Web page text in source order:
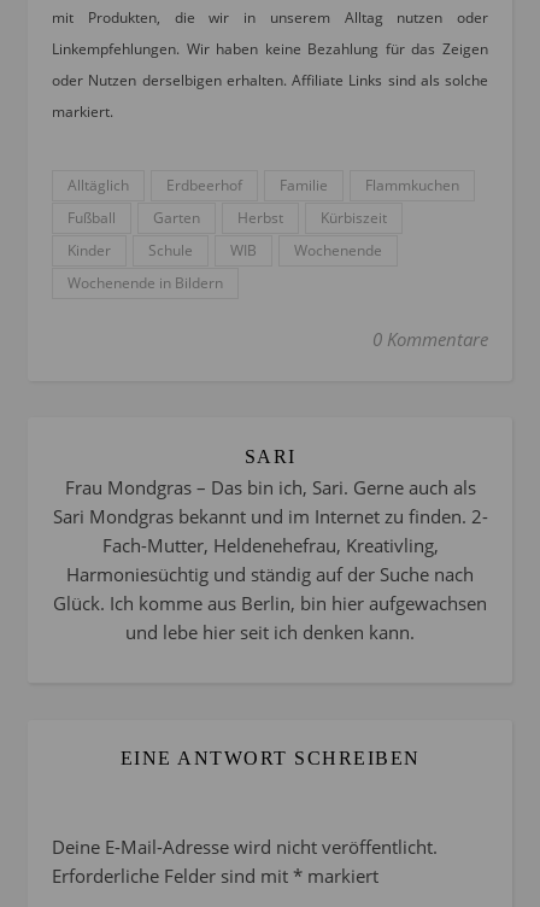
mit Produkten, die wir in unserem Alltag nutzen oder
Linkempfehlungen. Wir haben keine Bezahlung für das Zeigen
oder Nutzen derselbigen erhalten. Affiliate Links sind als solche
markiert.
Alltäglich Erdbeerhof Familie
Flammkuchen
Fußball
Garten Herbst
Kürbiszeit
Kinder
Schule WIB
Wochenende
Wochenende in Bildern
0 Kommentare
SARI
Frau Mondgras – Das bin ich, Sari. Gerne auch als
Sari Mondgras bekannt und im Internet zu finden. 2-
Fach-Mutter, Heldenehefrau, Kreativling,
Harmoniesüchtig und ständig auf der Suche nach
Glück. Ich komme aus Berlin, bin hier aufgewachsen
und lebe hier seit ich denken kann.
EINE ANTWORT SCHREIBEN
Deine E-Mail-Adresse wird nicht veröffentlicht.
Erforderliche Felder sind mit * markiert